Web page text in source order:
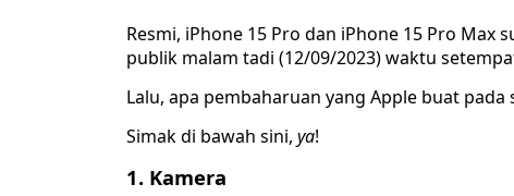
Resmi, iPhone 15 Pro dan iPhone 15 Pro Max
publik malam tadi (12/09/2023) waktu
Lalu, apa pembaharuan yang Apple buat pada
Simak di bawah sini, ya!
1. Kamera